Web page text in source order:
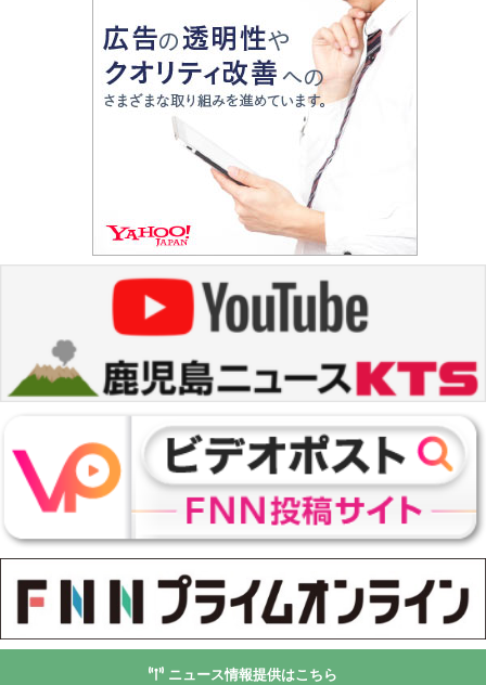
ニュース情報提供はこちら